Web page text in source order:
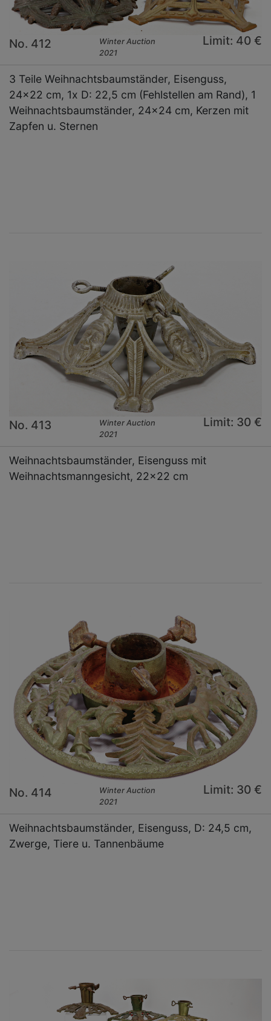
No. 412
Winter Auction
2021
Limit: 40 €
3 Teile Weihnachtsbaumständer, Eisenguss,
24x22 cm, 1x D: 22,5 cm (Fehlstellen am Rand), 1
Weihnachtsbaumständer, 24x24 cm, Kerzen mit
Zapfen u. Sternen
No. 413
Winter Auction
2021
Limit: 30 €
Weihnachtsbaumständer, Eisenguss mit
Weihnachtsmanngesicht, 22x22 cm
No. 414
Winter Auction
2021
Limit: 30 €
Weihnachtsbaumständer, Eisenguss, D: 24,5 cm,
Zwerge, Tiere u. Tannenbäume